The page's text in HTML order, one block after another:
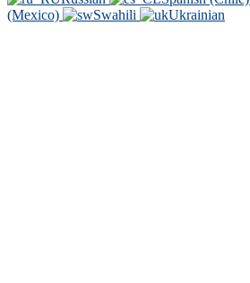
(Mexico)
Swahili Ukrainian